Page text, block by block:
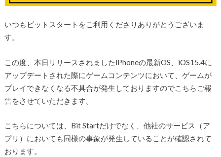
いつもビットスタートをご利用くださりありがとうございま
す。
この度、本日リリースされましたiPhoneの最新OS、iOS15.4に
アップデートされた際にゲームコンテンツにおいて、ゲームが
プレイできなくなる不具合が発生しておりますのでこちらご報
告をさせていただきます。
こちらについては、Bit Startだけでなく、他社のサービス（ア
プリ）においても同様の事象が発生していることが確認されて
おります。